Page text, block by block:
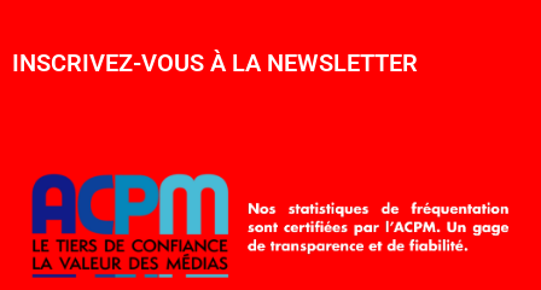
INSCRIVEZ-VOUS À LA NEWSLETTER